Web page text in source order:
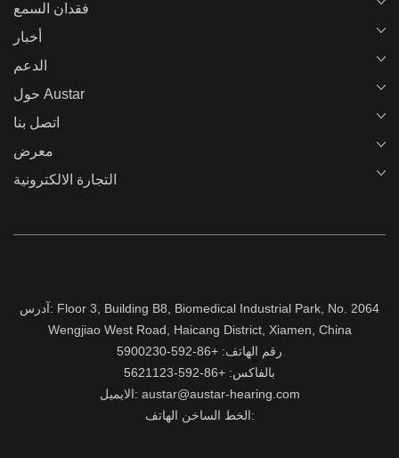
فقدان السمع
أخبار
الدعم
حول Austar
اتصل بنا
معرض
التجارة الالكترونية
آدرس: Floor 3, Building B8, Biomedical Industrial Park, No. 2064
Wengjiao West Road, Haicang District, Xiamen, China
رقم الهاتف: +86-592-5900230
بالفاكس: +86-592-5621123
الايميل: austar@austar-hearing.com
الخط الساخن الهاتف: